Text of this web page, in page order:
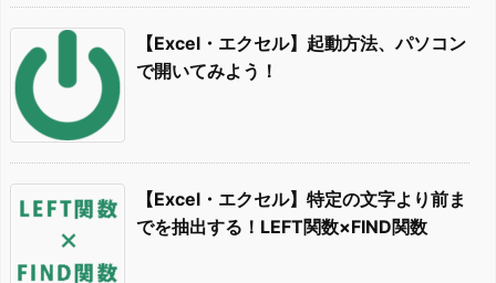
【Excel・エクセル】起動方法、パソコン
で開いてみよう！
【Excel・エクセル】特定の文字より前ま
でを抽出する！LEFT関数×FIND関数